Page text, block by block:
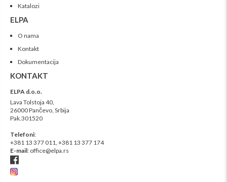
Katalozi
ELPA
O nama
Kontakt
Dokumentacija
KONTAKT
ELPA d.o.o.
Lava Tolstoja 40,
26000 Pančevo, Srbija
Pak.301520
Telefoni:
+381 13 377 011, +381 13 377 174
E-mail: office@elpa.rs